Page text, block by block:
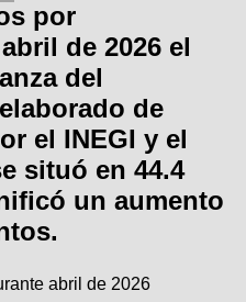
por
de 2026 el
del
de
el INEGI y el
situó en 44.4
un aumento
abril de 2026